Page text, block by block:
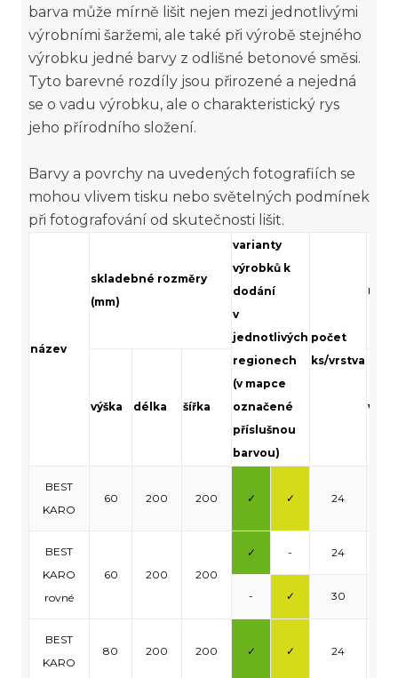
barva může mírně lišit nejen mezi jednotlivými
výrobními šaržemi, ale také při výrobě stejného
výrobku jedné barvy z odlišné betonové směsi.
Tyto barevné rozdíly jsou přirozené a nejedná
se o vadu výrobku, ale o charakteristický rys
jeho přírodního složení.
Barvy a povrchy na uvedených fotografiích se
mohou vlivem tisku nebo světelných podmínek
při fotografování od skutečnosti lišit.
název
skladebné rozměry
(mm)
varianty
výrobků k
dodání
v
jednotlivých
regionech
(v mapce
označené
příslušnou
barvou)
počet
ks/vrstva
výška délka šířka
BEST
KARO
60 200 200 ✓ ✓ 24
BEST
KARO
rovné
60 200 200
✓ - 24
- ✓ 30
BEST
KARO
80 200 200 ✓ ✓ 24